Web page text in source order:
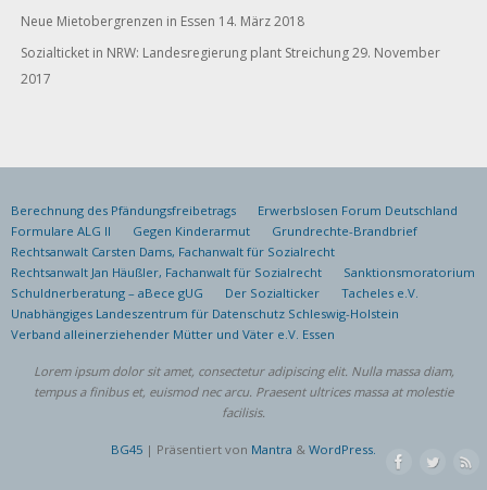
Neue Mietobergrenzen in Essen 14. März 2018
Sozialticket in NRW: Landesregierung plant Streichung29. November
2017
Berechnung des Pfändungsfreibetrags
Erwerbslosen Forum Deutschland
Formulare ALG II
Gegen Kinderarmut
Grundrechte-Brandbrief
Rechtsanwalt Carsten Dams, Fachanwalt für Sozialrecht
Rechtsanwalt Jan Häußler, Fachanwalt für Sozialrecht
Sanktionsmoratorium
Schuldnerberatung – aBece gUG
Der Sozialticker
Tacheles e.V.
Unabhängiges Landeszentrum für Datenschutz Schleswig-Holstein
Verband alleinerziehender Mütter und Väter e.V. Essen
Lorem ipsum dolor sit amet, consectetur adipiscing elit. Nulla massa diam,
tempus a finibus et, euismod nec arcu. Praesent ultrices massa at molestie
facilisis.
BG45 | Präsentiert von Mantra & WordPress.